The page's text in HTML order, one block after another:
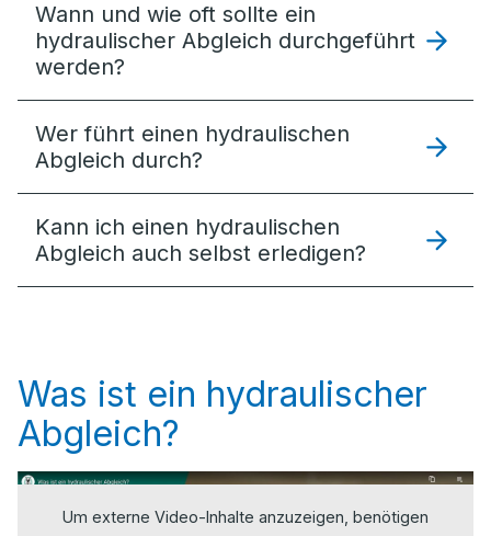
Wann und wie oft sollte ein
hydraulischer Abgleich durchgeführt
werden?
Wer führt einen hydraulischen
Abgleich durch?
Kann ich einen hydraulischen
Abgleich auch selbst erledigen?
Was ist ein hydraulischer
Abgleich?
Um externe Video-Inhalte anzuzeigen, benötigen